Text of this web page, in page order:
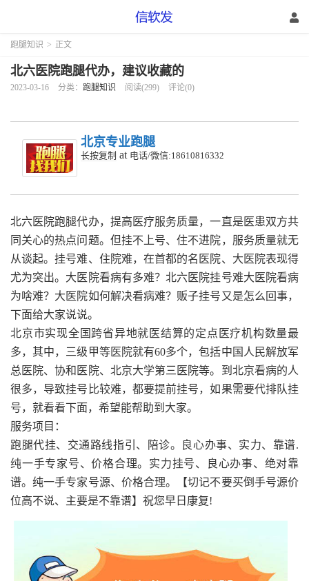
跑腿知识 > 正文
北六医院跑腿代办，建议收藏的
2023-03-16 分类： 跑腿知识 阅读(299) 评论(0)
北京专业跑腿
长按复制 at 电话/微信:18610816332
北六医院跑腿代办，提高医疗服务质量，一直是医患双方共
同关心的热点问题。但挂不上号、住不进院，服务质量就无
从谈起。挂号难、住院难，在首都的名医院、大医院表现得
尤为突出。大医院看病有多难？北六医院挂号难大医院看病
为啥难？大医院如何解决看病难？贩子挂号又是怎么回事，
下面给大家说说。
北京市实现全国跨省异地就医结算的定点医疗机构数量最
多，其中，三级甲等医院就有60多个，包括中国人民解放军
总医院、协和医院、北京大学第三医院等。到北京看病的人
很多，导致挂号比较难，都要提前挂号，如果需要代排队挂
号，就看看下面，希望能帮助到大家。
服务项目：
跑腿代挂、交通路线指引、陪诊。良心办事、实力、靠谱.
纯一手专家号、价格合理。实力挂号、良心办事、绝对靠
谱。纯一手专家号源、价格合理。【切记不要买倒手号源价
位高不说、主要是不靠谱】祝您早日康复!